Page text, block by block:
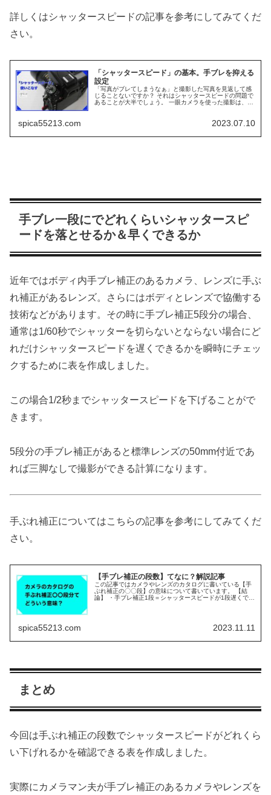
詳しくはシャッタースピードの記事を参考にしてみてくだ
さい。
「シャッタースピード」の基本。手ブレを抑える
設定
「写真がブレてしまうなぁ」と撮影した写真を見返して感
じることないですか？ それはシャッタースピードの問題で
あることが大半でしょう。 一眼カメラを使った撮影は、カ
spica55213.com 2023.07.10
手ブレ一段にでどれくらいシャッタースピ
ードを落とせるか＆早くできるか
近年ではボディ内手ブレ補正のあるカメラ、レンズに手ぶ
れ補正があるレンズ。さらにはボディとレンズで協働する
技術などがあります。その時に手ブレ補正5段分の場合、
通常は1/60秒でシャッターを切らないとならない場合にど
れだけシャッタースピードを遅くできるかを瞬時にチェッ
クするために表を作成しました。
この場合1/2秒までシャッタースピードを下げることがで
きます。
5段分の手ブレ補正があると標準レンズの50mm付近であ
れば三脚なしで撮影ができる計算になります。
手ぶれ補正についてはこちらの記事を参考にしてみてくだ
さい。
【手ブレ補正の段数】てなに？解説記事
この記事ではカメラやレンズのカタログに書いている【手
ぶれ補正の〇〇段】の意味について書いています。 【結
論】 ・手ブレ補正1段＝シャッタースピードが1段遅くでき
spica55213.com 2023.11.11
まとめ
今回は手ぶれ補正の段数でシャッタースピードがどれくら
い下げれるかを確認できる表を作成しました。
実際にカメラマン夫が手ブレ補正のあるカメラやレンズを